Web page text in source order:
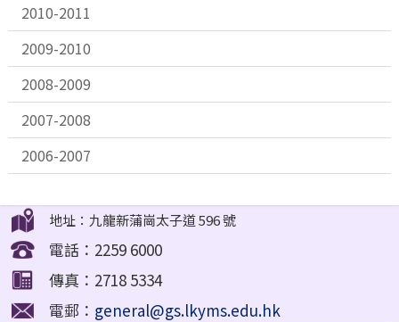
2010-2011
2009-2010
2008-2009
2007-2008
2006-2007
地址：九龍新蒲崗太子道 596 號
電話：2259 6000
傳真：2718 5334
電郵： general@gs.lkyms.edu.hk